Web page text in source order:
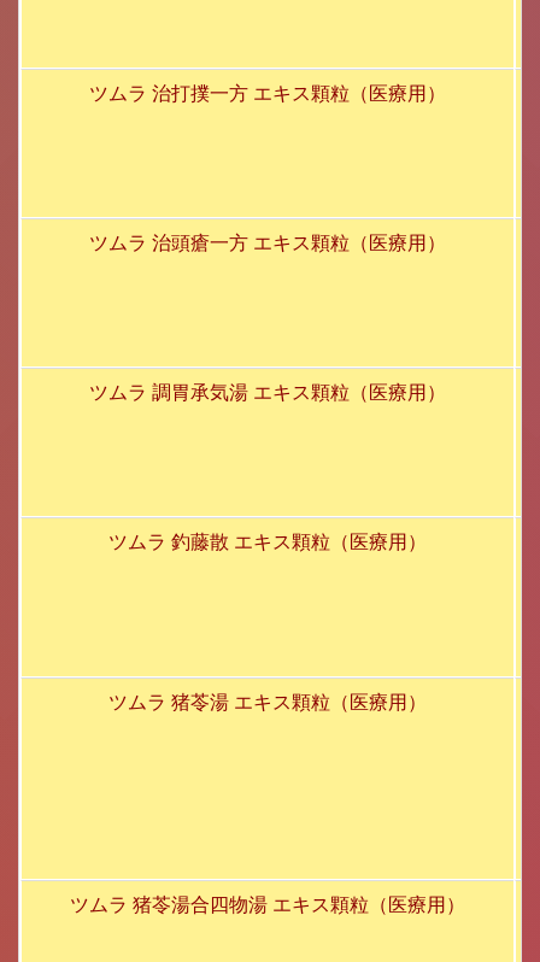
ツムラ 治打撲一方 エキス顆粒（医療用）
ツムラ 治頭瘡一方 エキス顆粒（医療用）
ツムラ 調胃承気湯 エキス顆粒（医療用）
ツムラ 釣藤散 エキス顆粒（医療用）
ツムラ 猪苓湯 エキス顆粒（医療用）
ツムラ 猪苓湯合四物湯 エキス顆粒（医療用）